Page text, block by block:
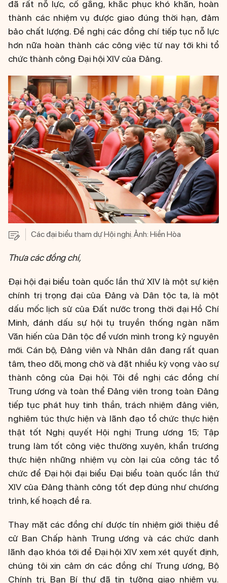
đã rất nỗ lực, cố gắng, khắc phục khó khăn, hoàn
thành các nhiệm vụ được giao đúng thời hạn, đảm
bảo chất lượng. Đề nghị các đồng chí tiếp tục nỗ lực
hơn nữa hoàn thành các công việc từ nay tới khi tổ
chức thành công Đại hội XIV của Đảng.
Các đại biểu tham dự Hội nghị. Ảnh: Hiền Hòa
Thưa các đồng chí,
Đại hội đại biểu toàn quốc lần thứ XIV là một sự kiện
chính trị trọng đại của Đảng và Dân tộc ta, là một
dấu mốc lịch sử của Đất nước trong thời đại Hồ Chí
Minh, đánh dấu sự hội tụ truyền thống ngàn năm
Văn hiến của Dân tộc để vươn mình trong kỷ nguyên
mới. Cán bộ, Đảng viên và Nhân dân đang rất quan
tâm, theo dõi, mong chờ và đặt nhiều kỳ vọng vào sự
thành công của Đại hội. Tôi đề nghị các đồng chí
Trung ương và toàn thể Đảng viên trong toàn Đảng
tiếp tục phát huy tinh thần, trách nhiệm đảng viên,
nghiêm túc thực hiện và lãnh đạo tổ chức thực hiện
thật tốt Nghị quyết Hội nghị Trung ương 15; Tập
trung làm tốt công việc thường xuyên, khẩn trương
thực hiện những nhiệm vụ còn lại của công tác tổ
chức để Đại hội đại biểu Đại biểu toàn quốc lần thứ
XIV của Đảng thành công tốt đẹp đúng như chương
trình, kế hoạch đề ra.
Thay mặt các đồng chí được tín nhiệm giới thiệu đề
cử Ban Chấp hành Trung ương và các chức danh
lãnh đạo khóa tới để Đại hội XIV xem xét quyết định,
chúng tôi xin cảm ơn các đồng chí Trung ương, Bộ
Chính trị, Ban Bí thư đã tin tưởng giao nhiệm vụ.